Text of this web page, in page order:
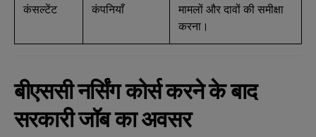
कंसल्टेंट
कंपनियाँ
मामलों और दावों की समीक्षा
करना।
बीएससी नर्सिंग कोर्स करने के बाद
सरकारी जॉब का अवसर